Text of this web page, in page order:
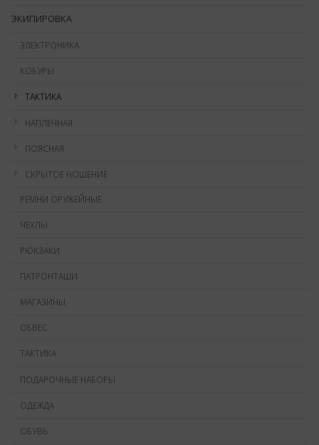
ЭКИПИРОВКА
ЭЛЕКТРОНИКА
КОБУРЫ
ТАКТИКА
НАПЛЕЧНАЯ
ПОЯСНАЯ
СКРЫТОЕ НОШЕНИЕ
РЕМНИ ОРУЖЕЙНЫЕ
ЧЕХЛЫ
РЮКЗАКИ
ПАТРОНТАШИ
МАГАЗИНЫ
ОБВЕС
ТАКТИКА
ПОДАРОЧНЫЕ НАБОРЫ
ОДЕЖДА
ОБУВЬ